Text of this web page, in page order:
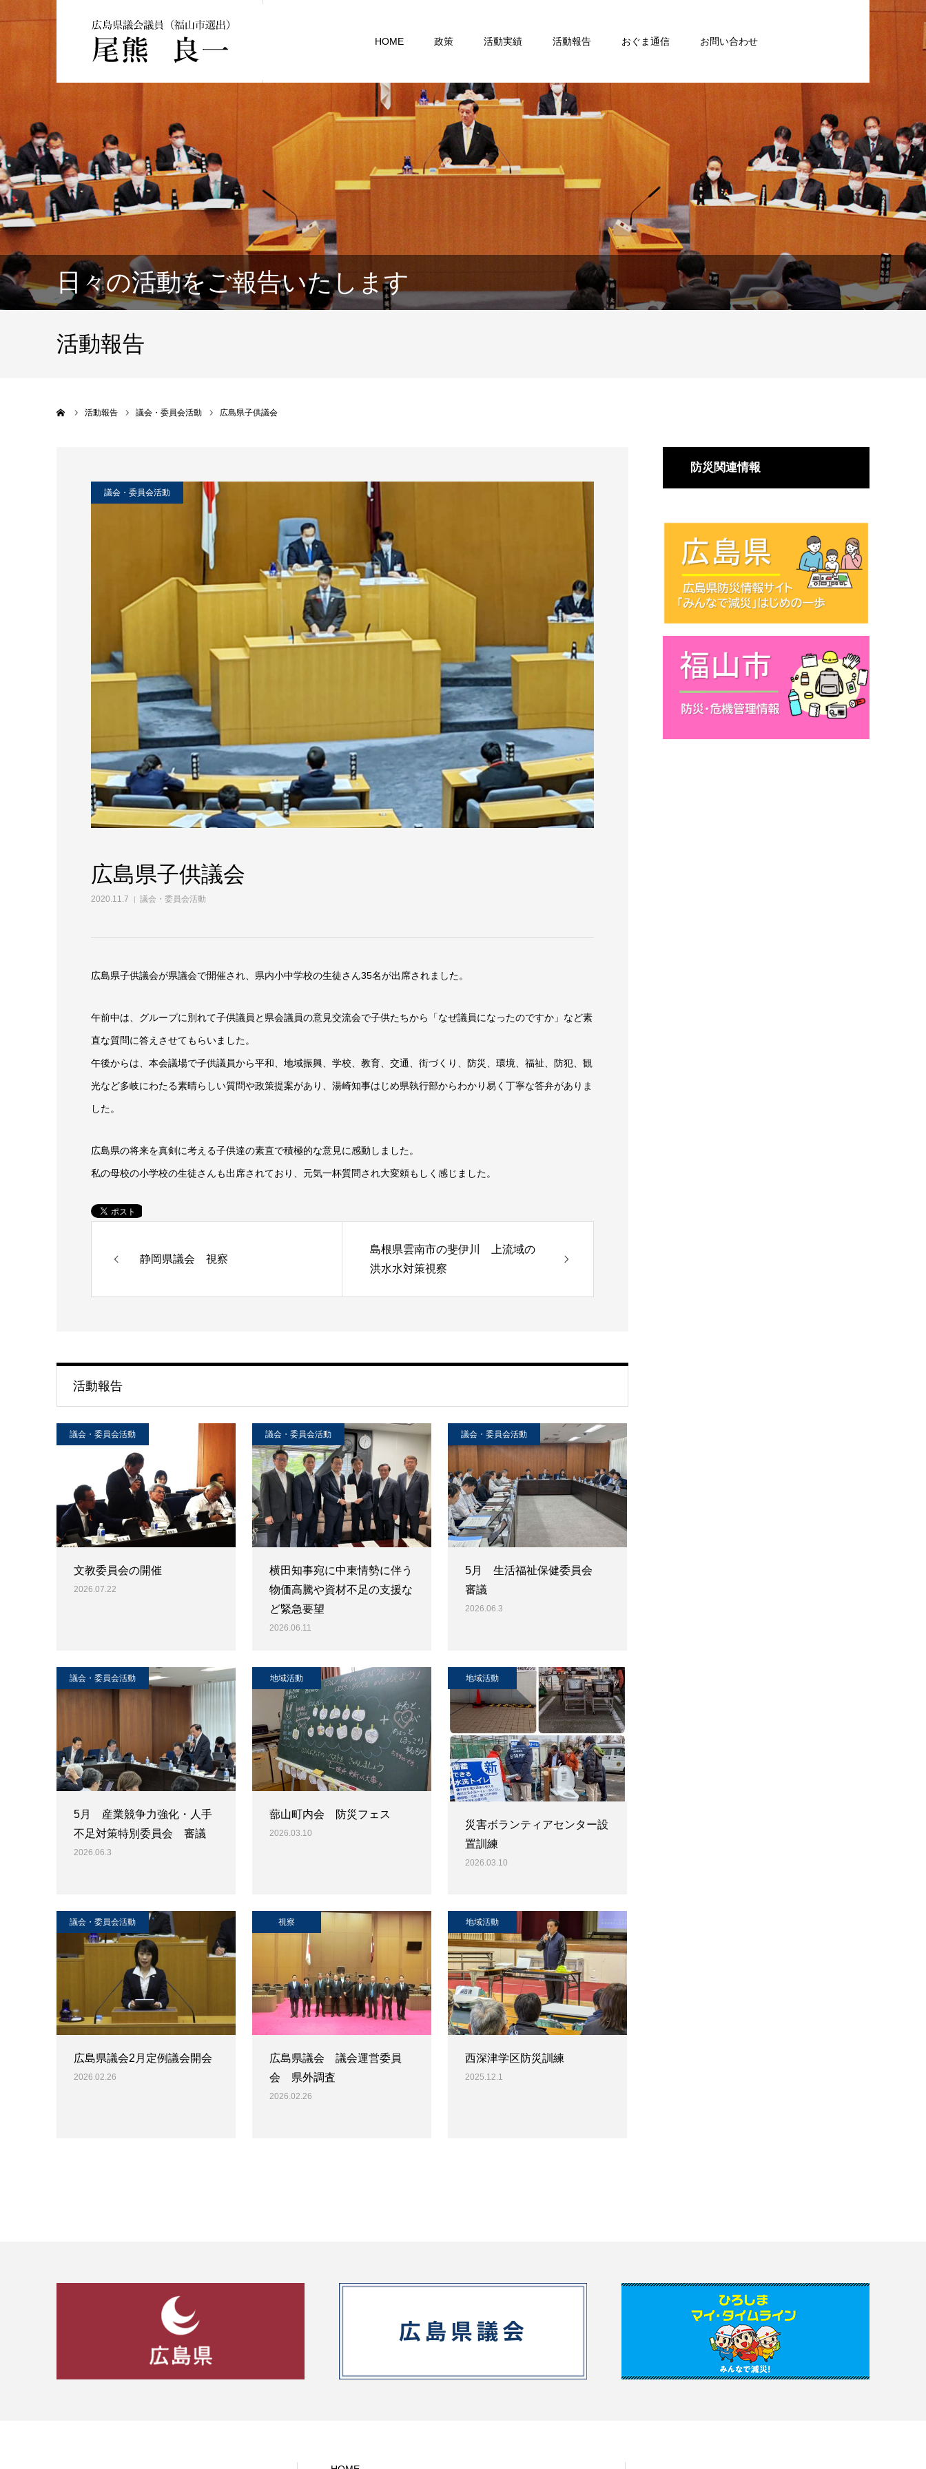
HOME 政策 活動実績 活動報告 おぐま通信 お問い合わせ
日々の活動をご報告いたします
活動報告
活動報告 議会・委員会活動 広島県子供議会
議会・委員会活動
広島県子供議会
2020.11.7 議会・委員会活動
広島県子供議会が県議会で開催され、県内小中学校の生徒さん35名が出席されました。
午前中は、グループに別れて子供議員と県会議員の意見交流会で子供たちから「なぜ議員になったのですか」など素
直な質問に答えさせてもらいました。
午後からは、本会議場で子供議員から平和、地域振興、学校、教育、交通、街づくり、防災、環境、福祉、防犯、観
光など多岐にわたる素晴らしい質問や政策提案があり、湯崎知事はじめ県執行部からわかり易く丁寧な答弁がありま
した。
広島県の将来を真剣に考える子供達の素直で積極的な意見に感動しました。
私の母校の小学校の生徒さんも出席されており、元気一杯質問され大変頼もしく感じました。
静岡県議会 視察
島根県雲南市の斐伊川 上流域の
洪水水対策視察
活動報告
議会・委員会活動
文教委員会の開催
2026.07.22
議会・委員会活動
横田知事宛に中東情勢に伴う
物価高騰や資材不足の支援な
ど緊急要望
2026.06.11
議会・委員会活動
5月 生活福祉保健委員会
審議
2026.06.3
議会・委員会活動
5月 産業競争力強化・人手
不足対策特別委員会 審議
2026.06.3
地域活動
蔀山町内会 防災フェス
2026.03.10
地域活動
災害ボランティアセンター設
置訓練
2026.03.10
議会・委員会活動
広島県議会2月定例議会開会
2026.02.26
視察
広島県議会 議会運営委員
会 県外調査
2026.02.26
地域活動
西深津学区防災訓練
2025.12.1
防災関連情報